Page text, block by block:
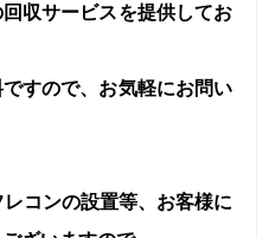
収サービスを提供してお
すので、お気軽にお問い
コンの設置等、お客様に